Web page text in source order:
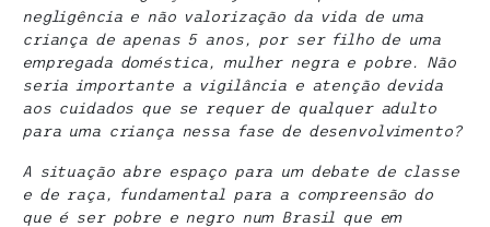
negligência e não valorização da vida de uma
criança de apenas 5 anos, por ser filho de uma
empregada doméstica, mulher negra e pobre. Não
seria importante a vigilância e atenção devida
aos cuidados que se requer de qualquer adulto
para uma criança nessa fase de desenvolvimento?
A situação abre espaço para um debate de classe
e de raça, fundamental para a compreensão do
que é ser pobre e negro num Brasil que em